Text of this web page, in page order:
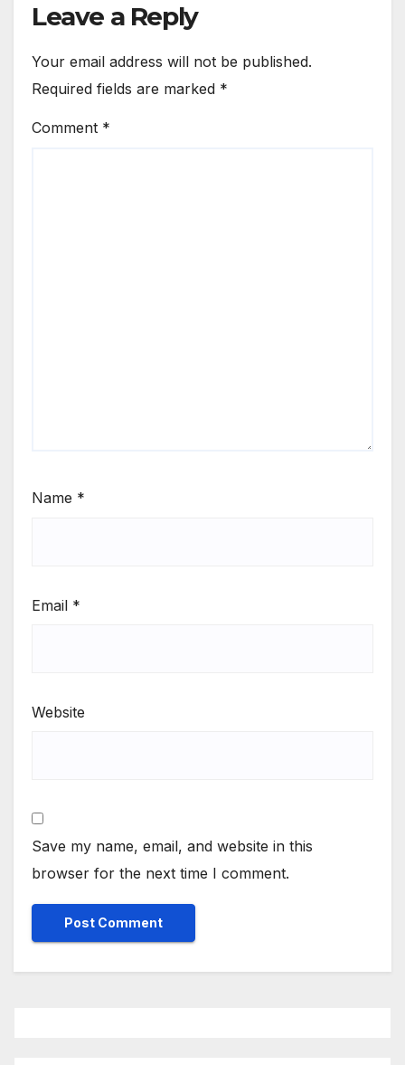
Leave a Reply
Your email address will not be published.
Required fields are marked *
Comment *
Name *
Email *
Website
Save my name, email, and website in this
browser for the next time I comment.